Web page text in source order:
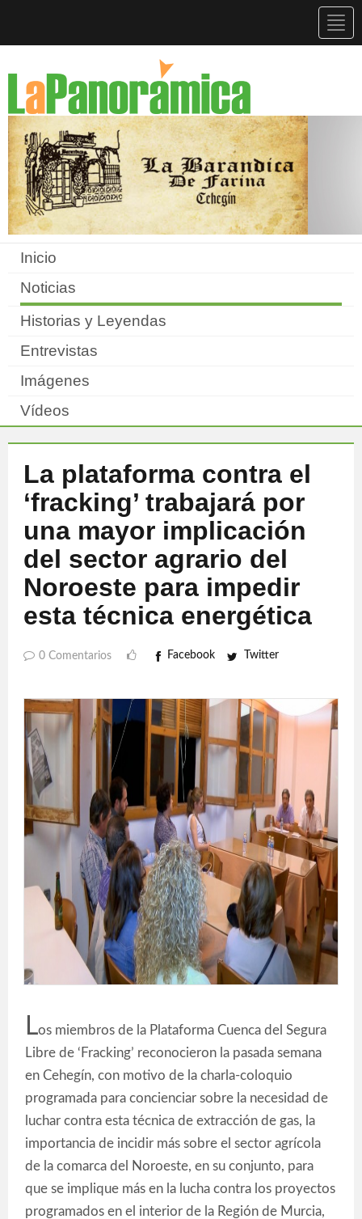
Inicio
Noticias
Historias y Leyendas
Entrevistas
Imágenes
Vídeos
La plataforma contra el
‘fracking’ trabajará por
una mayor implicación
del sector agrario del
Noroeste para impedir
esta técnica energética
0 Comentarios Facebook Twitter
Los miembros de la Plataforma Cuenca del Segura
Libre de ‘Fracking’ reconocieron la pasada semana
en Cehegín, con motivo de la charla-coloquio
programada para concienciar sobre la necesidad de
luchar contra esta técnica de extracción de gas, la
importancia de incidir más sobre el sector agrícola
de la comarca del Noroeste, en su conjunto, para
que se implique más en la lucha contra los proyectos
programados en el interior de la Región de Murcia,